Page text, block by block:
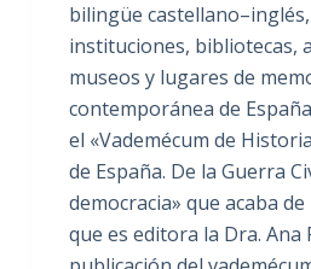
bilingüe
instituciones, bibliotecas,
museos y lugares de
contemporánea de
el «Vademécum de
de España. De la Guerra
democracia» que acaba
que es editora la Dra. Ana